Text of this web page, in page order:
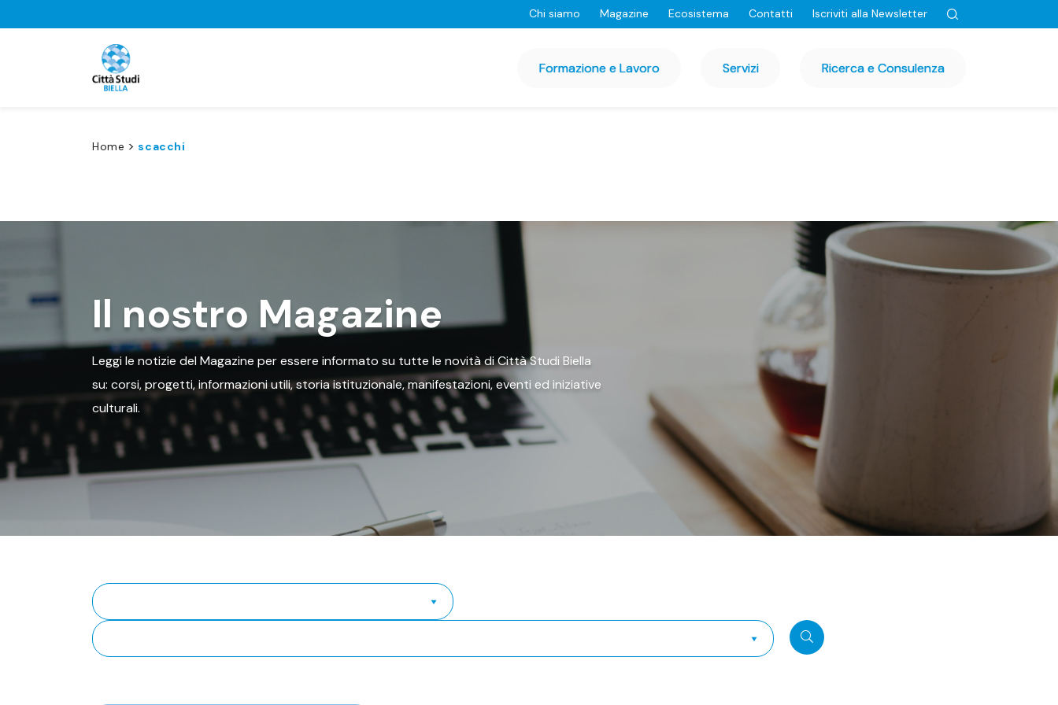
Chi siamo Magazine Ecosistema Contatti Iscriviti alla Newsletter
Formazione e Lavoro Servizi Ricerca e Consulenza
Home > scacchi
Il nostro Magazine
Leggi le notizie del Magazine per essere informato su tutte le novità di Città Studi Biella
su: corsi, progetti, informazioni utili, storia istituzionale, manifestazioni, eventi ed iniziative
culturali.